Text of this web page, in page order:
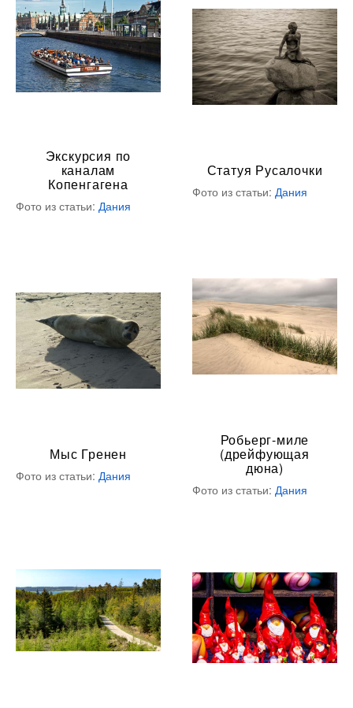
Экскурсия по
каналам
Копенгагена
Фото из статьи: Дания
Статуя Русалочки
Фото из статьи: Дания
Мыс Гренен
Фото из статьи: Дания
Робьерг-миле
(дрейфующая
дюна)
Фото из статьи: Дания